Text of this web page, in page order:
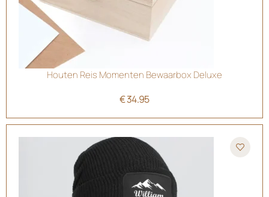
Houten Reis Momenten Bewaarbox Deluxe
€34.95